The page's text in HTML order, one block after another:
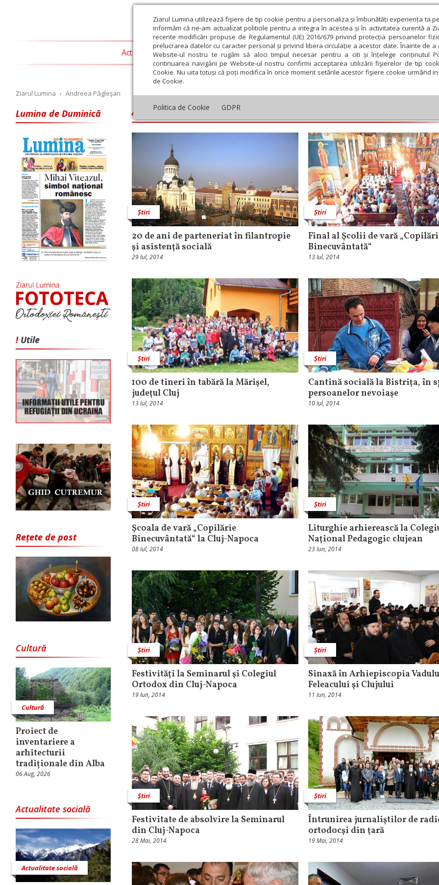
Ziarul Lumina utilizează fişiere de tip cookie pentru a personaliza și îmbunătăți experiența ta
informăm că ne-am actualizat politicile pentru a integra în acestea și în activitatea curentă a
recente modificări propuse de Regulamentul (UE) 2016/679 privind protecția persoanelor
prelucrarea datelor cu caracter personal și privind libera circulație a acestor date. Înainte de
Website-ul nostru te rugăm să aloci timpul necesar pentru a citi și înțelege conținutul
continuarea navigării pe Website-ul nostru confirmi acceptarea utilizării fişierelor de tip
Cookie. Nu uita totuși că poți modifica în orice moment setările acestor fişiere cookie urmând
de Cookie.
Politica de Cookie GDPR
Actualitate religioasă Teologie și spiritualitate Educaţie și Cultură Societate
Ziarul Lumina › Andreea Pâgleşan
Lumina de Duminică
! Utile
Rețete de post
Cultură
Cultură
Proiect de
inventariere a
arhitecturii
tradiționale din Alba
06 Aug, 2026
Actualitate socială
Actualitate socială
Andreea Pâgleşan
Știri
20 de ani de parteneriat în filantropie
şi asistenţă socială
29 Iul, 2014
Știri
Final al Şcolii de vară
Binecuvântată“
13 Iul, 2014
Știri
100 de tineri în tabără la Mărişel,
judeţul Cluj
13 Iul, 2014
Știri
Cantină socială la Bistriţa, în
persoanelor nevoiaşe
10 Iul, 2014
Știri
Şcoala de vară „Copilărie
Binecuvântată“ la Cluj-Napoca
08 Iul, 2014
Știri
Liturghie arhierească la
Naţional Pedagogic clujean
23 Iun, 2014
Știri
Festivităţi la Seminarul şi Colegiul
Ortodox din Cluj-Napoca
19 Iun, 2014
Știri
Sinaxă în Arhiepiscopia
Feleacului şi Clujului
11 Iun, 2014
Știri
Festivitate de absolvire la Seminarul
din Cluj-Napoca
28 Mai, 2014
Știri
Întrunirea jurnaliştilor de
ortodocşi din ţară
19 Mai, 2014
August Septembrie Noiembrie Februarie Martie Aprilie